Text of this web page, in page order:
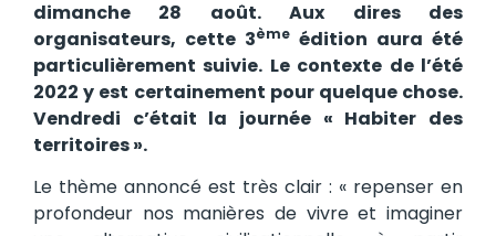
dimanche 28 août. Aux dires des
organisateurs, cette 3ème édition aura été
particulièrement suivie. Le contexte de l’été
2022 y est certainement pour quelque chose.
Vendredi c’était la journée « Habiter des
territoires ».
Le thème annoncé est très clair : « repenser en
profondeur nos manières de vivre et imaginer